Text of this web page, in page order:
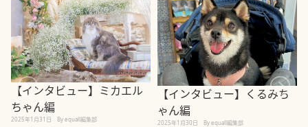
【インタビュー】ミカエル
ちゃん編
2025年1月31日 By equall編集部
【インタビュー】くるみち
ゃん編
2025年1月30日 By equall編集部